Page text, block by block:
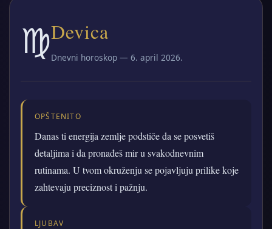
♍Devica
Dnevni horoskop — 6. april 2026.
OPŠTENITO
Danas ti energija zemlje podstiče da se posvetiš
detaljima i da pronađeš mir u svakodnevnim
rutinama. U tvom okruženju se pojavljuju prilike koje
zahtevaju preciznost i pažnju.
LJUBAV